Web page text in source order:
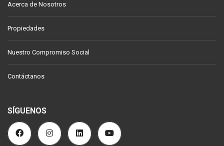
Acerca de Nosotros
Propiedades
Nuestro Compromiso Social
Contáctanos
SÍGUENOS